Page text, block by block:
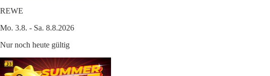
REWE
Mo. 3.8. - Sa. 8.8.2026
Nur noch heute gültig